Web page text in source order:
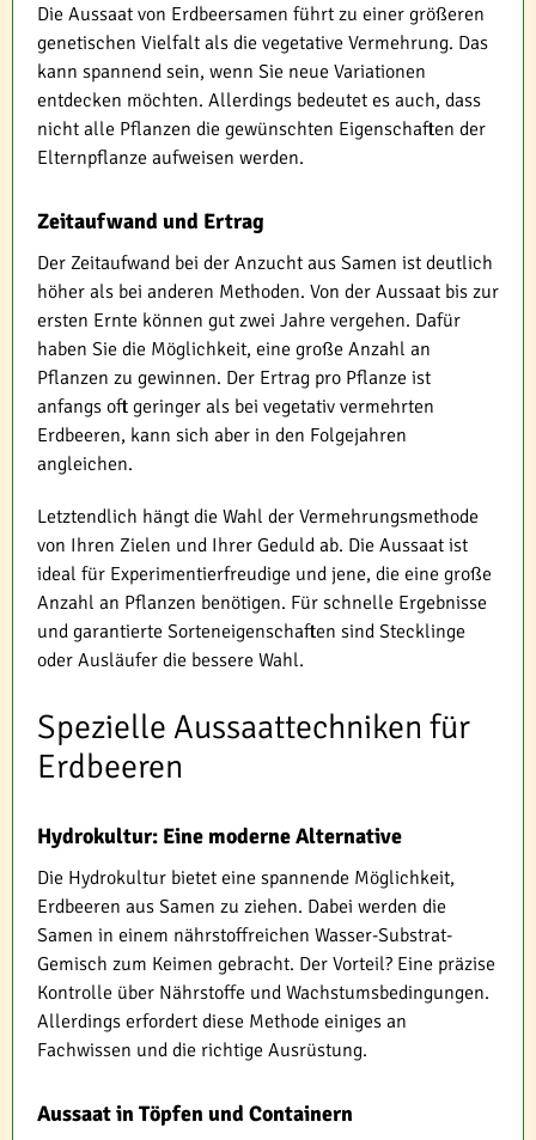
Die Aussaat von Erdbeersamen führt zu einer größeren
genetischen Vielfalt als die vegetative Vermehrung. Das
kann spannend sein, wenn Sie neue Variationen
entdecken möchten. Allerdings bedeutet es auch, dass
nicht alle Pflanzen die gewünschten Eigenschaften der
Elternpflanze aufweisen werden.
Zeitaufwand und Ertrag
Der Zeitaufwand bei der Anzucht aus Samen ist deutlich
höher als bei anderen Methoden. Von der Aussaat bis zur
ersten Ernte können gut zwei Jahre vergehen. Dafür
haben Sie die Möglichkeit, eine große Anzahl an
Pflanzen zu gewinnen. Der Ertrag pro Pflanze ist
anfangs oft geringer als bei vegetativ vermehrten
Erdbeeren, kann sich aber in den Folgejahren
angleichen.
Letztendlich hängt die Wahl der Vermehrungsmethode
von Ihren Zielen und Ihrer Geduld ab. Die Aussaat ist
ideal für Experimentierfreudige und jene, die eine große
Anzahl an Pflanzen benötigen. Für schnelle Ergebnisse
und garantierte Sorteneigenschaften sind Stecklinge
oder Ausläufer die bessere Wahl.
Spezielle Aussaattechniken für
Erdbeeren
Hydrokultur: Eine moderne Alternative
Die Hydrokultur bietet eine spannende Möglichkeit,
Erdbeeren aus Samen zu ziehen. Dabei werden die
Samen in einem nährstoffreichen Wasser-Substrat-
Gemisch zum Keimen gebracht. Der Vorteil? Eine präzise
Kontrolle über Nährstoffe und Wachstumsbedingungen.
Allerdings erfordert diese Methode einiges an
Fachwissen und die richtige Ausrüstung.
Aussaat in Töpfen und Containern